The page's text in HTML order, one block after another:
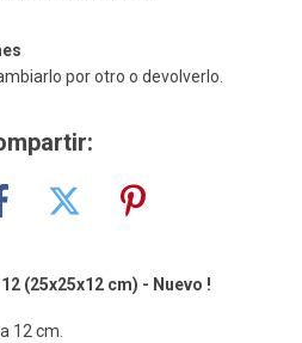
por otro o devolverlo.
12 (25x25x12 cm) - Nuevo !
12 cm.